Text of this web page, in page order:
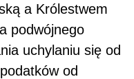
a Królestwem
podwójnego
uchylaniu się od
od